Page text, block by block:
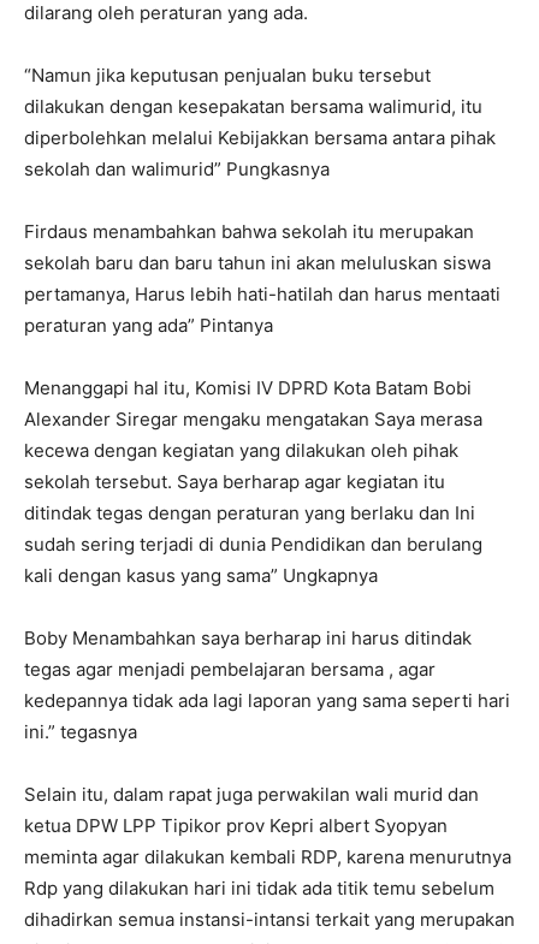
dilarang oleh peraturan yang ada.
“Namun jika keputusan penjualan buku tersebut
dilakukan dengan kesepakatan bersama walimurid, itu
diperbolehkan melalui Kebijakkan bersama antara pihak
sekolah dan walimurid” Pungkasnya
Firdaus menambahkan bahwa sekolah itu merupakan
sekolah baru dan baru tahun ini akan meluluskan siswa
pertamanya, Harus lebih hati-hatilah dan harus mentaati
peraturan yang ada” Pintanya
Menanggapi hal itu, Komisi IV DPRD Kota Batam Bobi
Alexander Siregar mengaku mengatakan Saya merasa
kecewa dengan kegiatan yang dilakukan oleh pihak
sekolah tersebut. Saya berharap agar kegiatan itu
ditindak tegas dengan peraturan yang berlaku dan Ini
sudah sering terjadi di dunia Pendidikan dan berulang
kali dengan kasus yang sama” Ungkapnya
Boby Menambahkan saya berharap ini harus ditindak
tegas agar menjadi pembelajaran bersama , agar
kedepannya tidak ada lagi laporan yang sama seperti hari
ini.” tegasnya
Selain itu, dalam rapat juga perwakilan wali murid dan
ketua DPW LPP Tipikor prov Kepri albert Syopyan
meminta agar dilakukan kembali RDP, karena menurutnya
Rdp yang dilakukan hari ini tidak ada titik temu sebelum
dihadirkan semua instansi-intansi terkait yang merupakan